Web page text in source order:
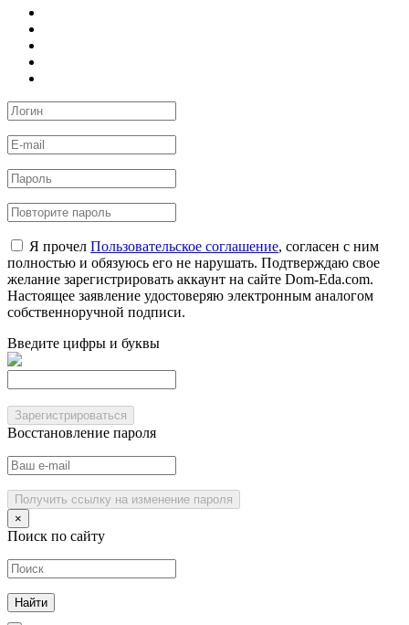
Я прочел Пользовательское соглашение, согласен с ним
полностью и обязуюсь его не нарушать. Подтверждаю свое
желание зарегистрировать аккаунт на сайте Dom-Eda.com.
Настоящее заявление удостоверяю электронным аналогом
собственноручной подписи.
Введите цифры и буквы
Зарегистрироваться
Восстановление пароля
Получить ссылку на изменение пароля
×
Поиск по сайту